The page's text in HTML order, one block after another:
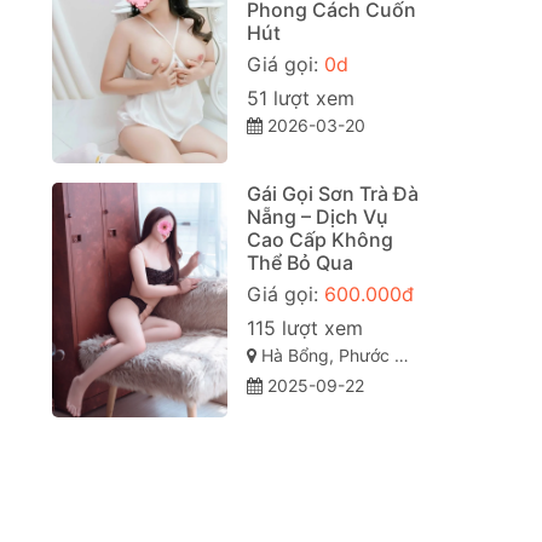
Phong Cách Cuốn
Hút
Giá gọi: 0d
51 lượt xem
2026-03-20
Gái Gọi Sơn Trà Đà
Nẵng – Dịch Vụ
Cao Cấp Không
Thể Bỏ Qua
Giá gọi: 600.000đ
115 lượt xem
Hà Bổng, Phước Mỹ, Sơn Trà, Đà Nẵng
2025-09-22